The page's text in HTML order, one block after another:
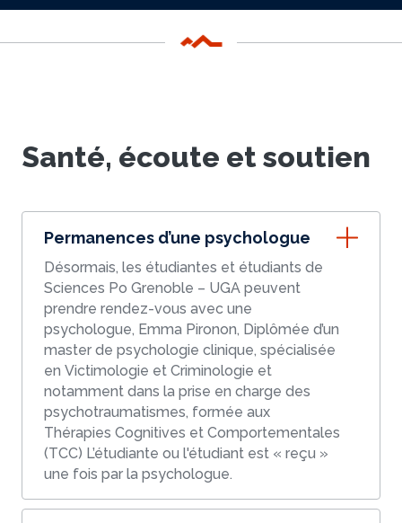
Santé, écoute et soutien
Permanences d’une psychologue
Désormais, les étudiantes et étudiants de
Sciences Po Grenoble – UGA peuvent
prendre rendez-vous avec une
psychologue, Emma Pironon, Diplômée d’un
master de psychologie clinique, spécialisée
en Victimologie et Criminologie et
notamment dans la prise en charge des
psychotraumatismes, formée aux
Thérapies Cognitives et Comportementales
(TCC) L’étudiante ou l'étudiant est « reçu »
une fois par la psychologue.